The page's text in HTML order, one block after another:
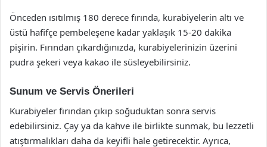
Önceden ısıtılmış 180 derece fırında, kurabiyelerin altı ve
üstü hafifçe pembeleşene kadar yaklaşık 15-20 dakika
pişirin. Fırından çıkardığınızda, kurabiyelerinizin üzerini
pudra şekeri veya kakao ile süsleyebilirsiniz.
Sunum ve Servis Önerileri
Kurabiyeler fırından çıkıp soğuduktan sonra servis
edebilirsiniz. Çay ya da kahve ile birlikte sunmak, bu lezzetli
atıştırmalıkları daha da keyifli hale getirecektir. Ayrıca,